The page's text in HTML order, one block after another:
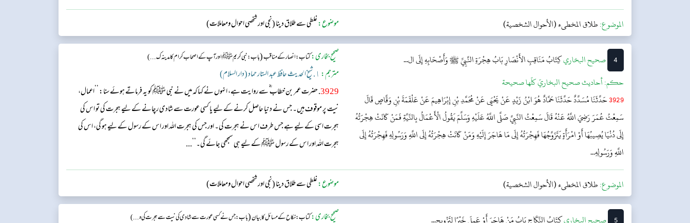
الموضوع:طلاق المخطىء (الأحوال الشخصية) موضوع:غلطی سے طلاق دینا (نجی اور شخصی احوال ومعاملات)
4 ‌‌صحيح البخاريکِتَابُ مَنَاقِبِ الأَنْصَارِبَابُ هِجْرَةِ النَّبِيِّ ﷺ وَأَصْحَابِهِ إِلَى ال...
حکم:أحاديث صحيح البخاريّ كلّها صحيحة
3929حَدَّثَنَا مُسَدَّدٌ حَدَّثَنَا حَمَّادٌ هُوَ ابْنُ زَيْدٍ عَنْ يَحْيَى عَنْ مُحَمَّدِ بْنِ إِبْرَاهِيمَ عَنْ عَلْقَمَةَ بْنِ وَقَّاصٍ قَالَ
سَمِعْتُ عُمَرَ رَضِيَ اللَّهُ عَنْهُ قَالَ سَمِعْتُ النَّبِيَّ صَلَّى اللَّهُ عَلَيْهِ وَسَلَّمَ يَقُولُ الْأَعْمَالُ بِالنِّيَّةِ فَمَنْ كَانَتْ هِجْرَتُهُ
إِلَى دُنْيَا يُصِيبُهَا أَوْ امْرَأَةٍ يَتَزَوَّجُهَا فَهِجْرَتُهُ إِلَى مَا هَاجَرَ إِلَيْهِ وَمَنْ كَانَتْ هِجْرَتُهُ إِلَى اللَّهِ وَرَسُولِهِ فَهِجْرَتُهُ إِلَى
اللَّهِ وَرَسُولِهِ...
صحیح بخاری:کتاب: انصار کے مناقب(باب: نبی کریم ﷺ اور آپ کے اصحاب کرام کا مدینہ ک...)
مترجم: ١. شیخ الحدیث حافظ عبد الستار حماد (دار السلام)
3929. حضرت عمر بن خطاب ؓ سے روایت ہے، انہوں نے کہا کہ میں نے نبی ﷺ کو یہ فرماتے ہوئے سنا: ’’اعمال،
نیت پر موقوف ہیں۔ جس نے دنیا حاصل کرنے کے لیے یا کسی عورت سے شادی رچانے کے لیے ہجرت کی تو اس کی
ہجرت اسی کے لیے ہے جس طرف اس نے ہجرت کی۔ اور جس کی ہجرت اللہ اور اس کے رسول کے لیے ہو گی، اس کی
ہجرت اللہ اور اس کے رسول ﷺ کے لیے ہی سمجھی جائے گی۔‘‘...
الموضوع:طلاق المخطىء (الأحوال الشخصية) موضوع:غلطی سے طلاق دینا (نجی اور شخصی احوال ومعاملات)
صحیح بخاری:کتاب: نکاح کے مسائل کا بیان(باب: جس نے کسی عورت سے شادی کی نیت سے ہجرت کی ہ...)